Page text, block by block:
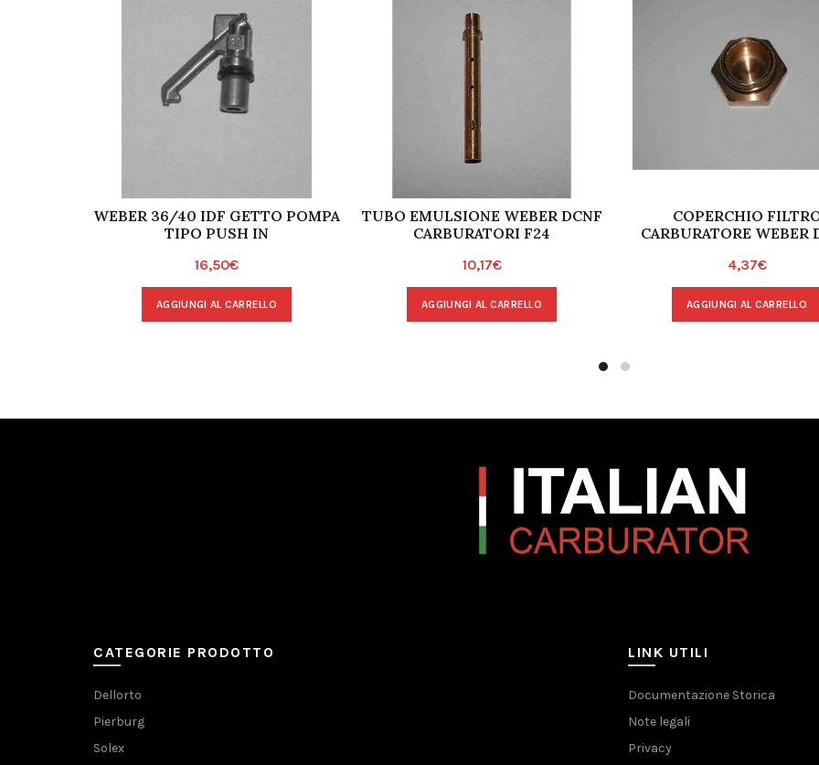
WEBER 36/40 IDF GETTO POMPA
TIPO PUSH IN
16,50€
AGGIUNGI AL CARRELLO
TUBO EMULSIONE WEBER DCNF
CARBURATORI F24
10,17€
AGGIUNGI AL CARRELLO
COPERCHIO
CARBURATORE WEBER
4,37€
AGGIUNGI AL CARRELLO
CATEGORIE PRODOTTO
Dellorto
Pierburg
Solex
LINK UTILI
Documentazione Storica
Note legali
Privacy